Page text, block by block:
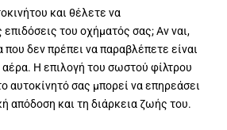
και θέλετε να
επιδόσεις του οχήματός σας; Αν ναι,
που δεν πρέπει να παραβλέπετε είναι
Η επιλογή του σωστού φίλτρου
αυτοκίνητό σας μπορεί να επηρεάσει
απόδοση και τη διάρκεια ζωής του.